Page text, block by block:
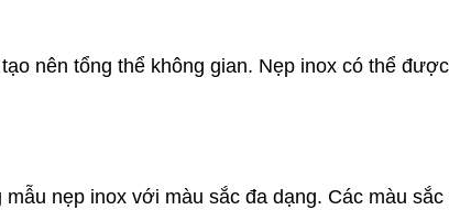
nên tổng thể không gian. Nẹp inox có thể
nẹp inox với màu sắc đa dạng. Các màu